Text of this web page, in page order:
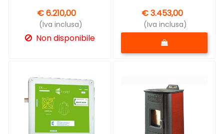
€ 6.210,00
(Iva inclusa)
Non disponibile
€ 3.453,00
(Iva inclusa)
Quantità